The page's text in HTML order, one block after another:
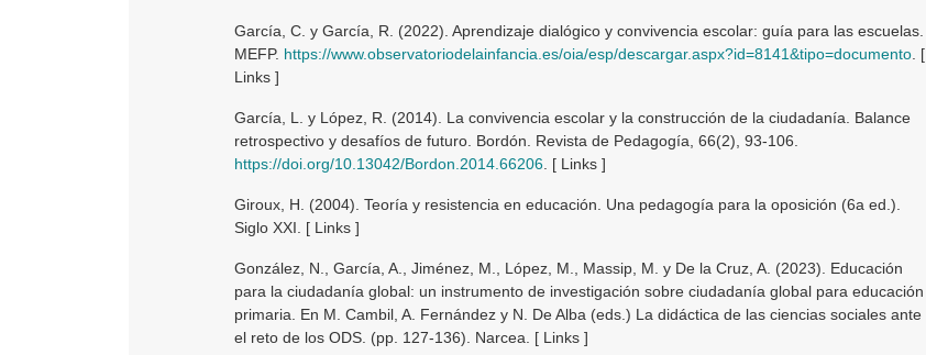
García, C. y García, R. (2022). Aprendizaje dialógico y convivencia escolar: guía para las escuelas.
MEFP. https://www.observatoriodelainfancia.es/oia/esp/descargar.aspx?id=8141&tipo=documento . [
Links ]
García, L. y López, R. (2014). La convivencia escolar y la construcción de la ciudadanía. Balance
retrospectivo y desafíos de futuro. Bordón. Revista de Pedagogía, 66(2), 93-106.
https://doi.org/10.13042/Bordon.2014.66206 . [ Links ]
Giroux, H. (2004). Teoría y resistencia en educación. Una pedagogía para la oposición (6a ed.).
Siglo XXI. [ Links ]
González, N., García, A., Jiménez, M., López, M., Massip, M. y De la Cruz, A. (2023). Educación
para la ciudadanía global: un instrumento de investigación sobre ciudadanía global para educación
primaria. En M. Cambil, A. Fernández y N. De Alba (eds.) La didáctica de las ciencias sociales ante
el reto de los ODS. (pp. 127-136). Narcea. [ Links ]